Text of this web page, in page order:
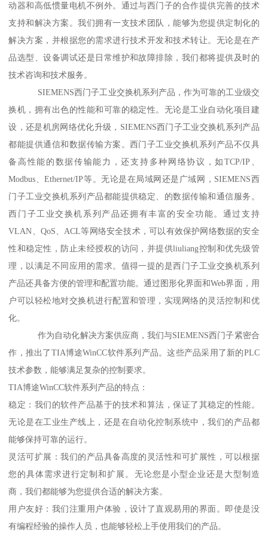
动器和高低惯量电机不例外。通过与西门子的合作提供完善的技术
支持和解决方案。我们拥有一支技术团队，能够为您提供定制化的
解决方案，并根据您的需求进行技术开发和技术转让。无论是在产
品选型、设备调试还是日常维护和故障排除，我们都将提供及时的
技术咨询和技术服务。
SIEMENS西门子工业交换机系列产品，作为可靠的工业级交
换机，拥有出色的性能和可靠的稳定性。无论是工业自动化项目建
设，还是机房网络优化升级，SIEMENS西门子工业交换机系列产品
都能提供通信和数据传输方案。西门子工业交换机系列产品不仅具
备高性能的数据传输能力，还支持多种网络协议，如TCP/IP、
Modbus、Ethernet/IP等。无论是在局域网还是广域网，SIEMENS西
门子工业交换机系列产品都能提供稳定、的数据传输和通信服务。
西门子工业交换机系列产品还拥有丰富的安全功能。通过支持
VLAN、QoS、ACL等网络安全技术，可以有效保护网络数据的安全
性和稳定性，防止未经授权的访问，并提供liuliang控制和优先级管
理，以满足不同应用的需求。值得一提的是西门子工业交换机系列
产品还具备方便的管理和配置功能。通过图形化界面和Web界面，用
户可以轻松地对交换机进行配置和管理，实现网络的灵活控制和优
化。
作为自动化解决方案供应商，我们与SIEMENS西门子紧密合
作，推出了TIA博途WinCC软件系列产品。这些产品采用了新的PLC
技术参数，能够满足复杂的控制要求。
TIA博途WinCC软件系列产品的特点：
稳定：我们的软件产品基于的技术和算法，保证了其稳定的性能。
无论是在工业生产线上，还是在自动化控制系统中，我们的产品都
能够保持可靠的运行。
灵活可扩展：我们的产品具备高度的灵活性和可扩展性，可以根据
您的具体需求进行定制和扩展。无论您是小型企业还是大型制造
商，我们都能够为您提供合适的解决方案。
用户友好：我们注重用户体验，设计了直观易用的界面。即使是没
有编程经验的操作人员，也能够轻松上手使用我们的产品。